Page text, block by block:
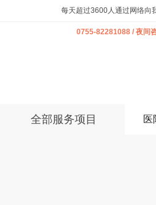
每天超过3600人通过网络向
0755-82281088 / 夜间
全部服务项目 医